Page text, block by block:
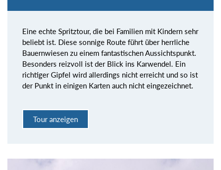
Eine echte Spritztour, die bei Familien mit Kindern sehr
beliebt ist. Diese sonnige Route führt über herrliche
Bauernwiesen zu einem fantastischen Aussichtspunkt.
Besonders reizvoll ist der Blick ins Karwendel. Ein
richtiger Gipfel wird allerdings nicht erreicht und so ist
der Punkt in einigen Karten auch nicht eingezeichnet.
Tour anzeigen